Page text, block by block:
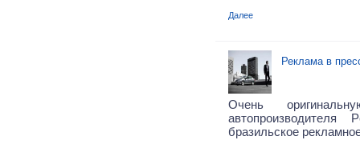
Далее
Реклама в
Очень
автопроизводителя
бразильское